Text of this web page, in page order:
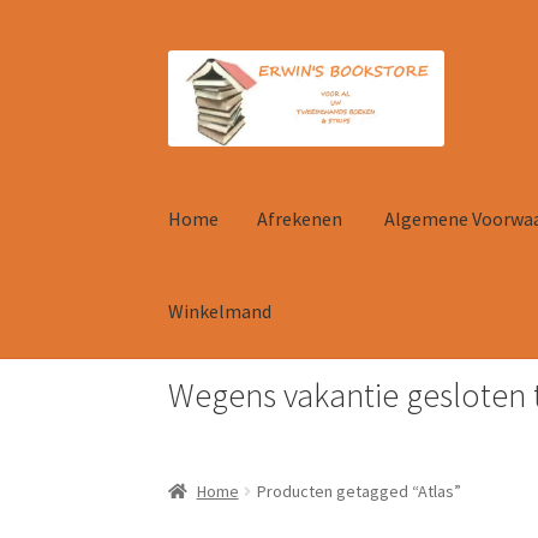
door
naar
navigatie
naar
inhoud
Home Afrekenen Algemene
Winkelmand
HomeAfrekenenAlgemene Voorwaarden
Wegens vakantie
Home Producten getagged “Atlas”